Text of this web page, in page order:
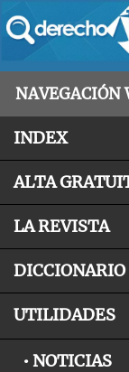
NAVEGACIÓN
INDEX
ALTA
LA REVISTA
UTILIDADES
• NOTICIAS